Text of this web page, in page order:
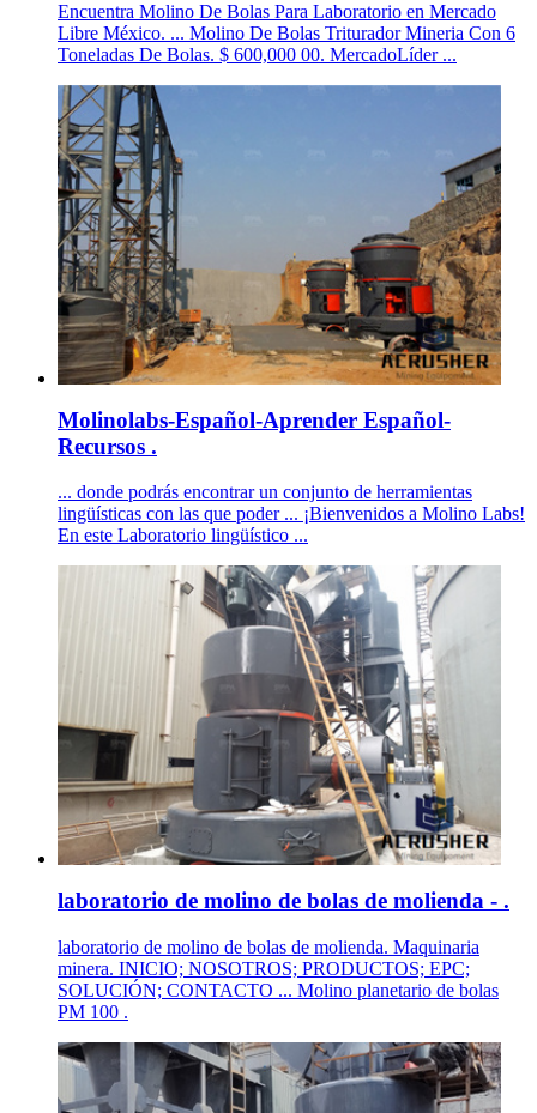
Encuentra Molino De Bolas Para Laboratorio en Mercado
Libre México. ... Molino De Bolas Triturador Mineria Con 6
Toneladas De Bolas. $ 600,000 00. MercadoLíder ...
Molinolabs-Español-Aprender Español-
Recursos .
... donde podrás encontrar un conjunto de herramientas
lingüísticas con las que poder ... ¡Bienvenidos a Molino Labs!
En este Laboratorio lingüístico ...
laboratorio de molino de bolas de molienda - .
laboratorio de molino de bolas de molienda. Maquinaria
minera. INICIO; NOSOTROS; PRODUCTOS; EPC;
SOLUCIÓN; CONTACTO ... Molino planetario de bolas
PM 100 .